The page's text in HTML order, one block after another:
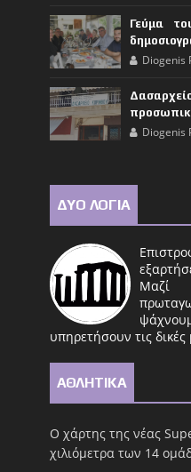
Γεύμα
Diogenis
Diogenis
ΔΥΟ ΛΟΓΙΑ
Μαζί
υπηρετήσουν τις
ΑΘΛΗΤΙΚΑ
Ο χάρτης της νέας
χιλιόμετρα των 14